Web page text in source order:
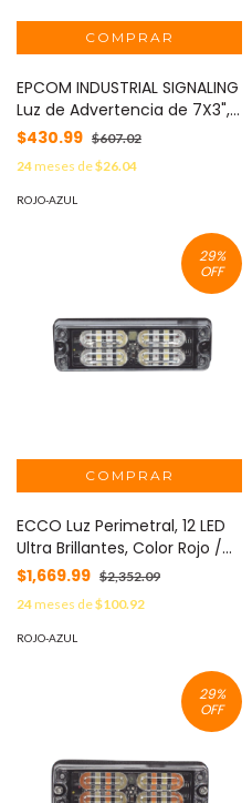
EPCOM INDUSTRIAL SIGNALING
Luz de Advertencia de 7X3",
Bicolor Rojo/Claro, Ideal para
Ambulancias MOD:
XLTE295RW
$430.99 $607.02
24meses de$26.04
ROJO-AZUL
29%
OFF
ECCO Luz Perimetral, 12 LED
Ultra Brillantes, Color Rojo /
Claro MOD: ED3511RW
$1,669.99 $2,352.09
24meses de$100.92
ROJO-AZUL
29%
OFF